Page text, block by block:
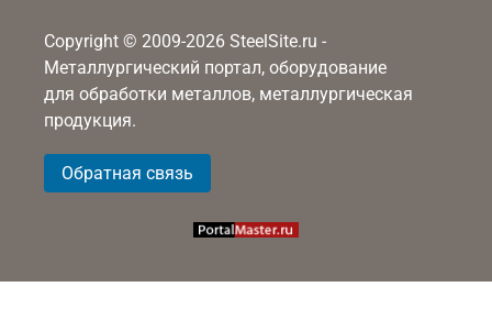
Copyright © 2009-2026 SteelSite.ru -
Металлургический портал, оборудование
для обработки металлов, металлургическая
продукция.
Обратная связь